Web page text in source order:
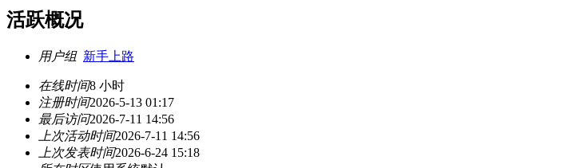
活跃概况
用户组 新手上路
在线时间8 小时
注册时间2026-5-13 01:17
最后访问2026-7-11 14:56
上次活动时间2026-7-11 14:56
上次发表时间2026-6-24 15:18